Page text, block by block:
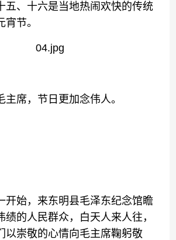
、十六是当地热闹欢快的传统
节。
席，节日更加念伟人。
始，来东明县毛泽东纪念馆瞻
绩的人民群众，白天人来人往，
以崇敬的心情向毛主席鞠躬敬